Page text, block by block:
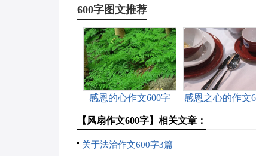
600字图文推荐
感恩的心作文600字
感恩之心的作文
【风扇作文600字】相关文章：
关于法治作文600字3篇